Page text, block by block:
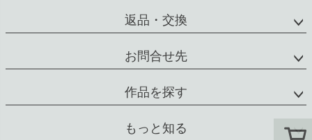
返品・交換
お問合せ先
作品を探す
もっと知る